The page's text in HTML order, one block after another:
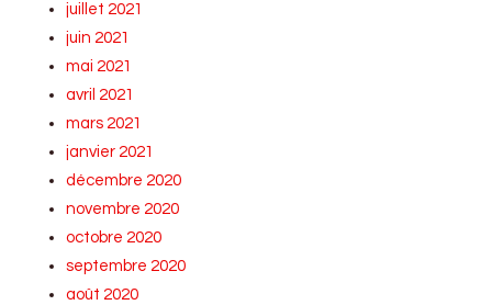
juillet 2021
juin 2021
mai 2021
avril 2021
mars 2021
janvier 2021
décembre 2020
novembre 2020
octobre 2020
septembre 2020
août 2020